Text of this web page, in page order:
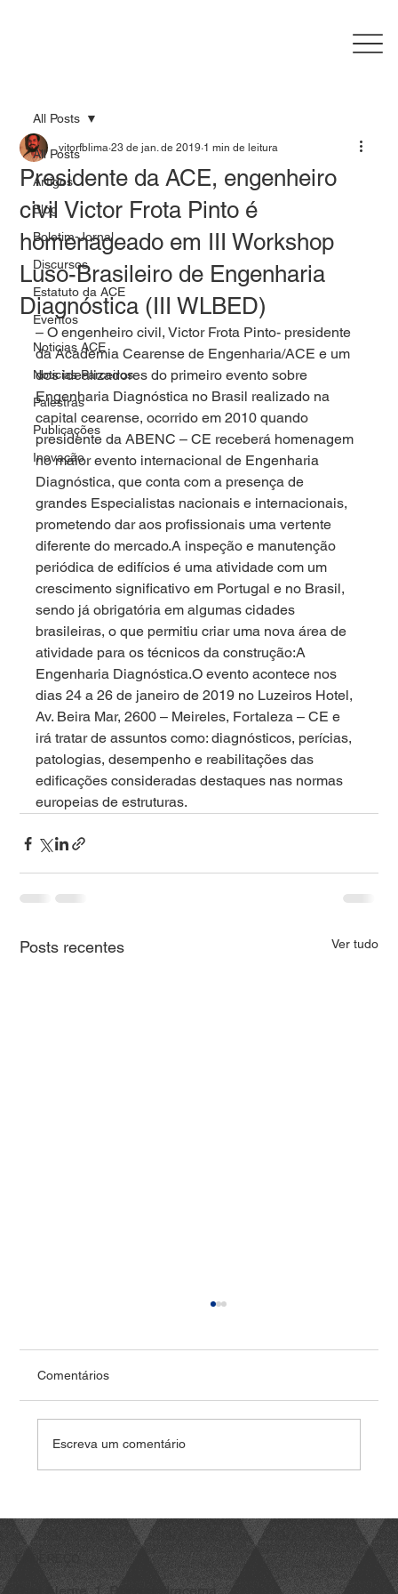
All Posts
Artigos
Blog
Boletim-Jornal
Discursos
Estatuto da ACE
Eventos
Noticias ACE
Noticias Parceiros
Palestras
Publicações
Inovação
All Posts
Presidente da ACE, engenheiro
civil Victor Frota Pinto é
homenageado em III Workshop
Luso-Brasileiro de Engenharia
Diagnóstica (III WLBED)
vitorfblima 23 de jan. de 2019 1 min de leitura
– O engenheiro civil, Victor Frota Pinto- presidente
da Academia Cearense de Engenharia/ACE e um
dos idealizadores do primeiro evento sobre
Engenharia Diagnóstica no Brasil realizado na
capital cearense, ocorrido em 2010 quando
presidente da ABENC – CE receberá homenagem
no maior evento internacional de Engenharia
Diagnóstica, que conta com a presença de
grandes Especialistas nacionais e internacionais,
prometendo dar aos profissionais uma vertente
diferente do mercado.A inspeção e manutenção
periódica de edifícios é uma atividade com um
crescimento significativo em Portugal e no Brasil,
sendo já obrigatória em algumas cidades
brasileiras, o que permitiu criar uma nova área de
atividade para os técnicos da construção:A
Engenharia Diagnóstica.O evento acontece nos
dias 24 a 26 de janeiro de 2019 no Luzeiros Hotel,
Av. Beira Mar, 2600 – Meireles, Fortaleza – CE e
irá tratar de assuntos como: diagnósticos, perícias,
patologias, desempenho e reabilitações das
edificações consideradas destaques nas normas
europeias de estruturas.
Posts recentes Ver tudo
inventar isso?
Comentários
Escreva um comentário
ENDEREÇO
Rua Alegre, 1, Praia de Iracema